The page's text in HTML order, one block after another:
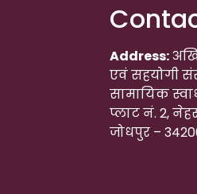
Address:
एवं सहयोगी
सामायिक
प्लाट नं. 2,
जोधपुर –